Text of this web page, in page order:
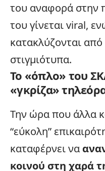
του αναφορά στην
του γίνεται viral,
κατακλύζονται από
στιγμιότυπα.
Το «όπλο» του
«γκρίζα»
Την ώρα που άλλα
“εύκολη”
καταφέρνει να
κοινού στη χαρά